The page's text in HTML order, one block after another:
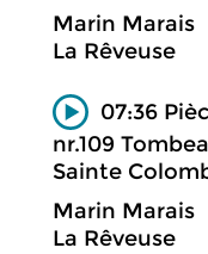
Marin Marais
La Rêveuse
07:36
nr.109
Sainte
Marin Marais
La Rêveuse